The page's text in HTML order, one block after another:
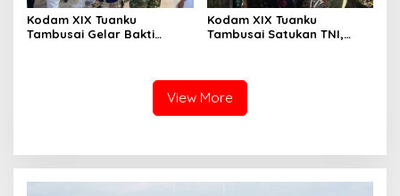
Kodam XIX Tuanku
Tambusai Gelar Bakti
Kodam XIX Tuanku
Tambusai Satukan TNI,
View More